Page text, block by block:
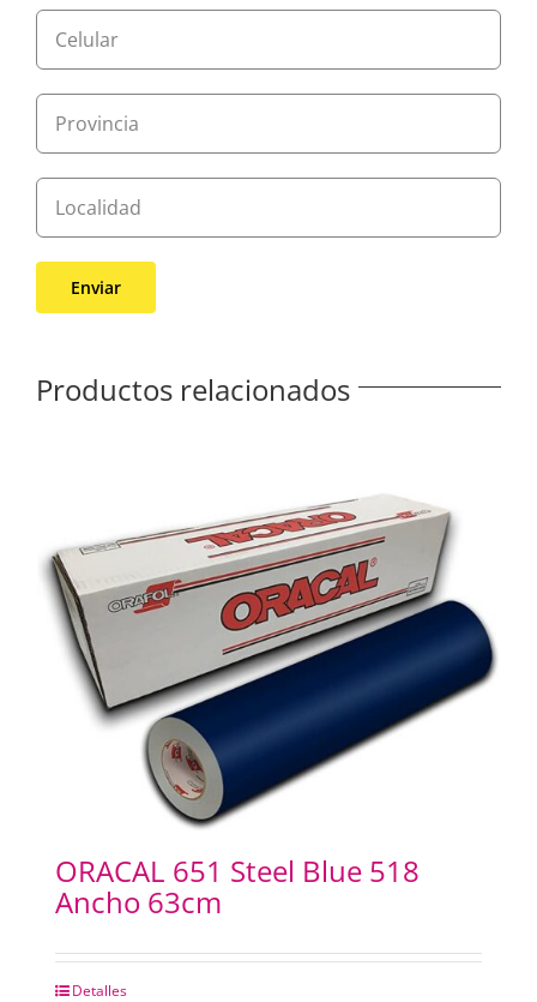
Productos relacionados
ORACAL 651 Steel Blue 518
Ancho 63cm
Detalles